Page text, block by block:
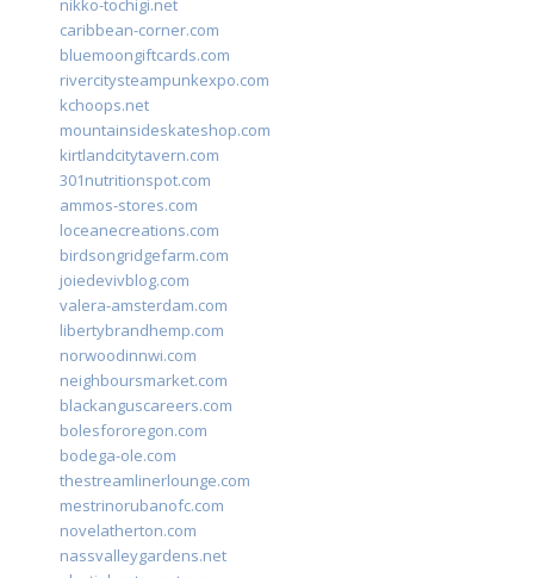
nikko-tochigi.net
caribbean-corner.com
bluemoongiftcards.com
rivercitysteampunkexpo.com
kchoops.net
mountainsideskateshop.com
kirtlandcitytavern.com
301nutritionspot.com
ammos-stores.com
loceanecreations.com
birdsongridgefarm.com
joiedevivblog.com
valera-amsterdam.com
libertybrandhemp.com
norwoodinnwi.com
neighboursmarket.com
blackanguscareers.com
bolesfororegon.com
bodega-ole.com
thestreamlinerlounge.com
mestrinorubanofc.com
novelatherton.com
nassvalleygardens.net